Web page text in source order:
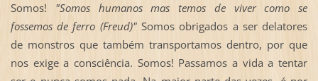
Somos! "Somos humanos mas temos de viver como se
fossemos de ferro (Freud)"Somos obrigados a ser delatores
de monstros que também transportamos dentro, por que
nos exige a consciência. Somos! Passamos a vida a tentar